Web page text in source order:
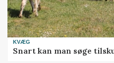
KVÆG
Snart kan man søge